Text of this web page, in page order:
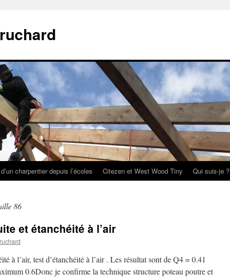
charpentier depuis l’écoles Citezen et West Wood Tiny Qui suis-je ?
86
et étanchéité à l’air
à l’air, test d’étanchéité à l’air . Les résultat sont de Q4 = 0.41
0.6Donc je confirme la technique structure poteau poutre et